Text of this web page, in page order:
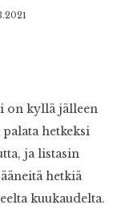
on kyllä jälleen
hetkeksi
ja listasin
hetkiä
kuukaudelta.